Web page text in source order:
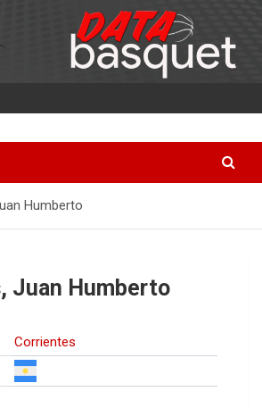
Humberto
Juan Humberto
Corrientes